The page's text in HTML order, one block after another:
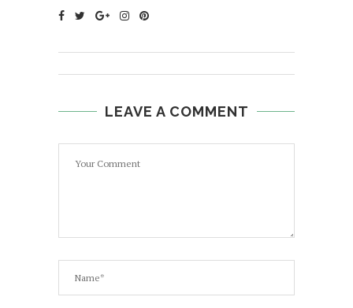
LEAVE A COMMENT